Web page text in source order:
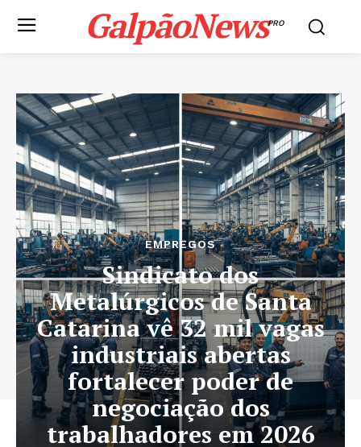
GalpãoNewsPRO
EMPREGOS
Sindicato dos
Metalúrgicos de Santa
Catarina vê 32 mil vagas
industriais abertas
fortalecer poder de
negociação dos
trabalhadores em 2026